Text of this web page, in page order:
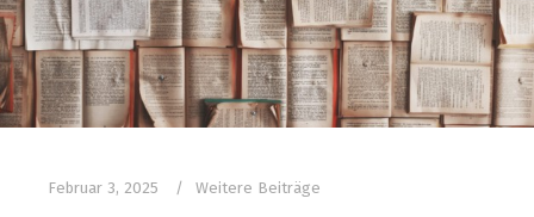
Februar 3, 2025 Weitere Beiträge